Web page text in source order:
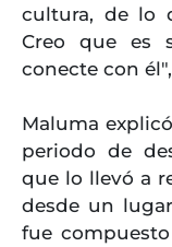
cultura, de lo
Creo que es
conecte con
Maluma
periodo de
que lo llevó a
desde un
fue